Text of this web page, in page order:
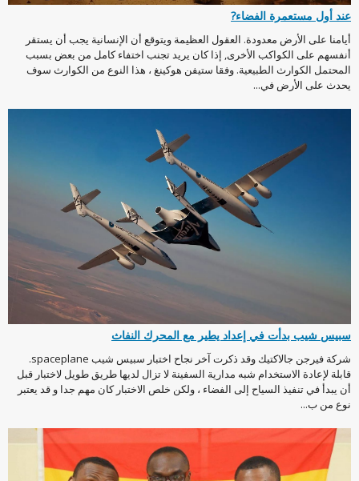
عند أول مستعمرة الفضاء?
أيامنا على الأرض معدودة. العقول العظيمة ويتوقع أن الإنسانية يجب أن يستقر
أنفسهم على الكواكب الأخرى, إذا كان يريد تجنب اختفاء كامل من بعض بسبب
المحتمل الكوارث الطبيعية. وفقا ستيفن هوكينغ ، هذا النوع من الكوارث سوف
يحدث على الأرض في...
سبيس شيب بدأت في إعداد يطير مع المحرك النفاث
شركة فيرجن جالاكتيك وقد ذكرت آخر نجاح اختبار سبيس شيب spaceplane.
قابلة لإعادة الاستخدام شبه مدارية السفينة لا تزال لديها طريق طويل لاختبار قبل
أن يبدأ في تنفيذ السياح إلى الفضاء ، ولكن خلص الاختبار كان مهم جدا و قد يعتبر
نوع من ب...